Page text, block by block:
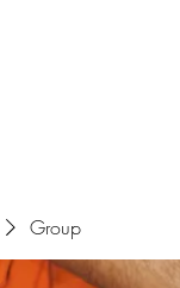
Group